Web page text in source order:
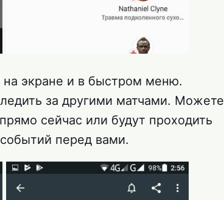
экране и в быстром меню.
за другими матчами. Можете
сейчас или будут проходить
перед вами.